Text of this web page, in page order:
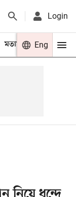
Login
মতামত খেলা
Eng